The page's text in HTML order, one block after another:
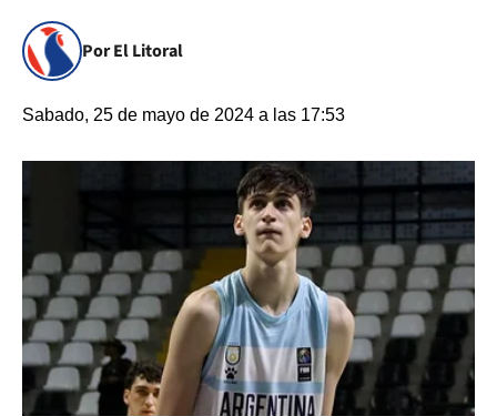
Por El Litoral
Sabado, 25 de mayo de 2024 a las 17:53